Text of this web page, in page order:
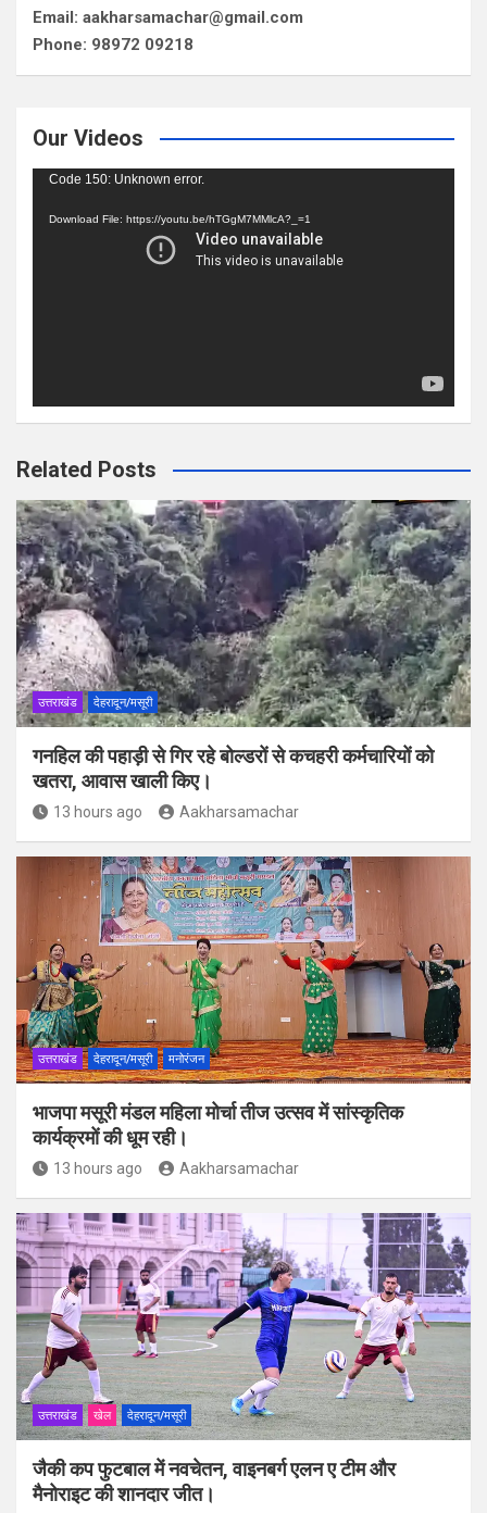
Email: aakharsamachar@gmail.com
Phone: 98972 09218
Our Videos
Video
Code 150: Unknown error.
Download File: https://youtu.be/hTGgM7MMlcA?_=1
Related Posts
उत्तराखंड देहरादून/मसूरी
गनहिल की पहाड़ी से गिर रहे बोल्डरों से कचहरी कर्मचारियों को
खतरा, आवास खाली किए।
13 hours ago Aakharsamachar
उत्तराखंड देहरादून/मसूरी मनोरंजन
भाजपा मसूरी मंडल महिला मोर्चा तीज उत्सव में सांस्कृतिक
कार्यक्रमों की धूम रही।
13 hours ago Aakharsamachar
उत्तराखंड खेल देहरादून/मसूरी
जैकी कप फुटबाल में नवचेतन, वाइनबर्ग एलन ए टीम और
मैनोराइट की शानदार जीत।